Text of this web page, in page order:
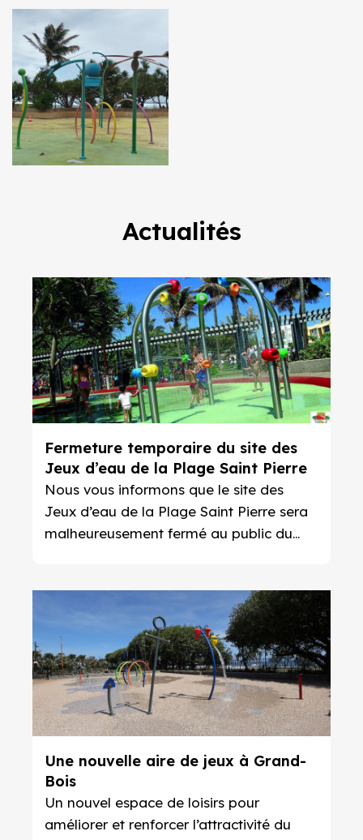
Actualités
Fermeture temporaire du site des
Jeux d’eau de la Plage Saint Pierre
Nous vous informons que le site des
Jeux d’eau de la Plage Saint Pierre sera
malheureusement fermé au public du
technique indépendant de notre volonté.
Une nouvelle aire de jeux à Grand-
Bois
Un nouvel espace de loisirs pour
améliorer et renforcer l’attractivité du